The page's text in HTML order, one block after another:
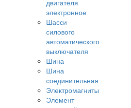
двигателя
электронное
Шасси
силового
автоматического
выключателя
Шина
Шина
соединительная
Электромагниты
Элемент